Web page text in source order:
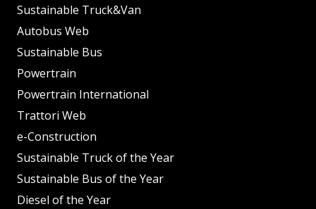
Sustainable Truck&Van
Autobus Web
Sustainable Bus
Powertrain
Powertrain International
Trattori Web
e-Construction
Sustainable Truck of the Year
Sustainable Bus of the Year
Diesel of the Year